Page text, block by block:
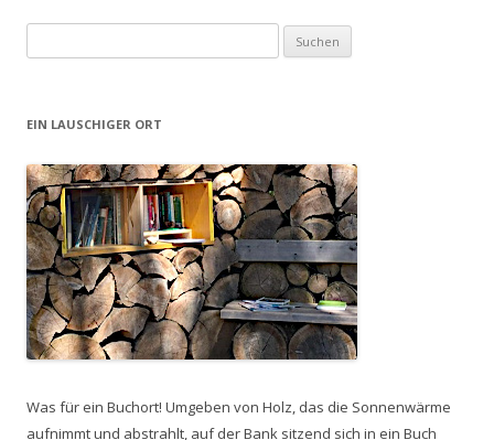
nach:
EIN LAUSCHIGER ORT
Was für ein Buchort! Umgeben von Holz, das die Sonnenwärme
aufnimmt und abstrahlt, auf der Bank sitzend sich in ein Buch